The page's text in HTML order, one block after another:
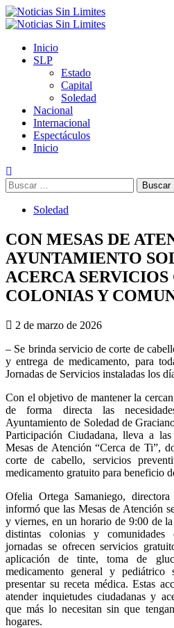
Saltar
al
Menú
Inicio
SLP
Estado
Capital
Soledad
Nacional
Internacional
Espectáculos
Inicio
Buscar:
Soledad
CON MESAS DE
AYUNTAMIENTO
ACERCA
COLONIAS Y
2 de marzo de 2026
– Se brinda servicio de corte de
y entrega de medicamento, para
Jornadas de Servicios instaladas los
Con el objetivo de mantener la
de forma directa las
Ayuntamiento de Soledad de
Participación Ciudadana, lleva a
Mesas de Atención “Cerca de Ti”,
corte de cabello, servicios
medicamento gratuito para beneficio
Ofelia Ortega Samaniego,
informó que las Mesas de Atención
y viernes, en un horario de 9:00 de
distintas colonias y
jornadas se ofrecen servicios
aplicación de tinte, toma de
medicamento general y pediátrico
presentar su receta médica. Estas
atender inquietudes ciudadanas y
que más lo necesitan sin que
hogares.